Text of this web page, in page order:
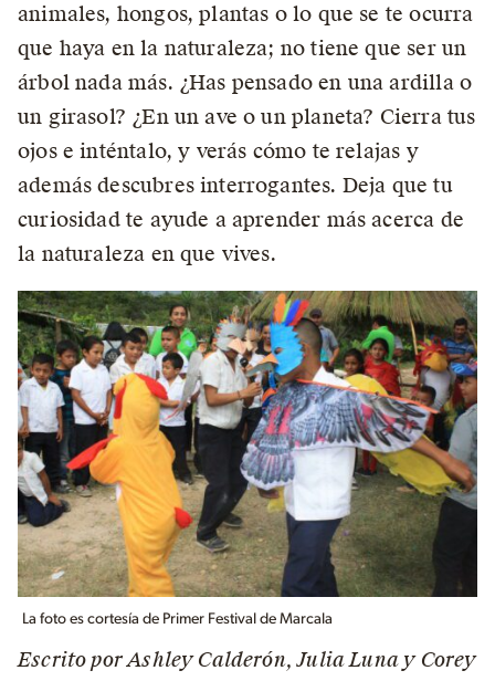
animales, hongos, plantas o lo que se te ocurra
que haya en la naturaleza; no tiene que ser un
árbol nada más. ¿Has pensado en una ardilla o
un girasol? ¿En un ave o un planeta? Cierra tus
ojos e inténtalo, y verás cómo te relajas y
además descubres interrogantes. Deja que tu
curiosidad te ayude a aprender más acerca de
la naturaleza en que vives.
La foto es cortesía de Primer Festival de Marcala
Escrito por Ashley Calderón, Julia Luna y Corey